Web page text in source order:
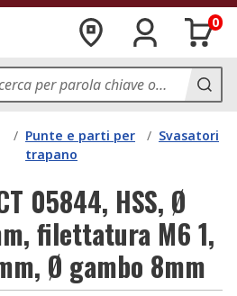
0
/ Punte e parti per
trapano
/ Svasatori
05844, HSS, Ø
filettatura M6 1,
Ø gambo 8mm